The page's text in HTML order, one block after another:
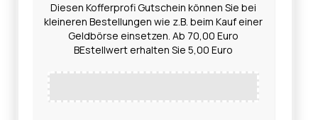
Diesen Kofferprofi Gutschein können Sie bei
kleineren Bestellungen wie z.B. beim Kauf einer
Geldbörse einsetzen. Ab 70,00 Euro
BEstellwert erhalten Sie 5,00 Euro